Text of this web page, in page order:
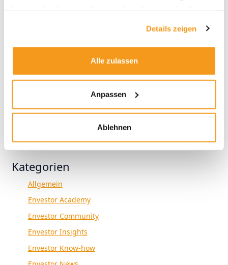
Details zeigen
Alle zulassen
Anpassen
Ablehnen
2021
2019
1970
Kategorien
Allgemein
Envestor Academy
Envestor Community
Envestor Insights
Envestor Know-how